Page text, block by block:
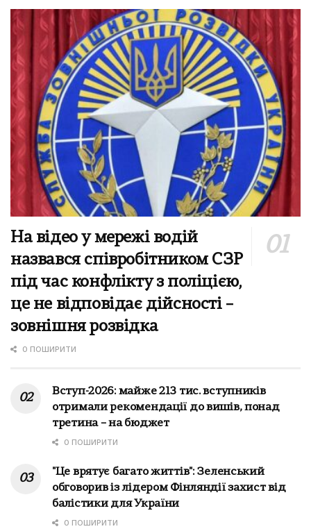
На відео у мережі водій
назвався співробітником СЗР
під час конфлікту з поліцією,
це не відповідає дійсності –
зовнішня розвідка
0 ПОШИРИТИ
Вступ-2026: майже 213 тис. вступників
отримали рекомендації до вишів, понад
третина – на бюджет
0 ПОШИРИТИ
"Це врятує багато життів": Зеленський
обговорив із лідером Фінляндії захист від
балістики для України
0 ПОШИРИТИ